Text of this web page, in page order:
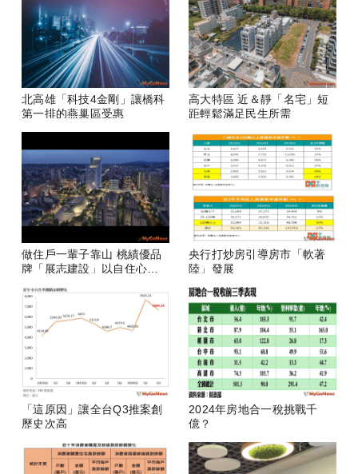
北高雄「科技4金剛」讓橋科
第一排的燕巢區受惠
高大特區 近＆靜「名宅」短
距輕鬆滿足民生所需
做住戶一輩子靠山 桃績優品
牌「展志建設」以自住心蓋
央行打炒房引導房市「軟著
陸」發展
「這原因」讓全台Q3推案創
歷史次高
2024年房地合一稅挑戰千
億？